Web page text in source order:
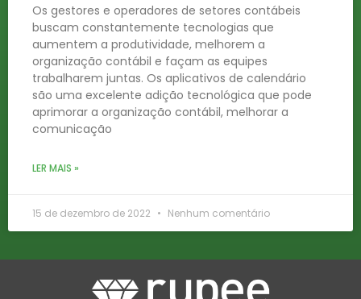
Os gestores e operadores de setores contábeis
buscam constantemente tecnologias que
aumentem a produtividade, melhorem a
organização contábil e façam as equipes
trabalharem juntas. Os aplicativos de calendário
são uma excelente adição tecnológica que pode
aprimorar a organização contábil, melhorar a
comunicação
LER MAIS »
15 de dezembro de 2022 Nenhum comentário